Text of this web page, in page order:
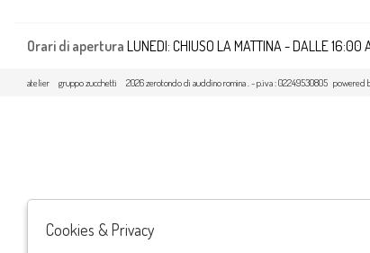
Orari di apertura LUNEDI: CHIUSO LA MATTINA - DALLE
2026 zerotondo di auddino romina . - p.iva : 02249530805 powered
atelier gruppo zucchetti
Cookies & Privacy